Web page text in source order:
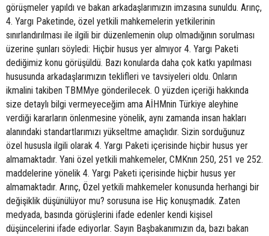
görüşmeler yapıldı ve bakan arkadaşlarımızın imzasına sunuldu. Arınç,
4. Yargı Paketinde, özel yetkili mahkemelerin yetkilerinin
sınırlandırılması ile ilgili bir düzenlemenin olup olmadığının sorulması
üzerine şunları söyledi: Hiçbir husus yer almıyor 4. Yargı Paketi
dediğimiz konu görüşüldü. Bazı konularda daha çok katkı yapılması
hususunda arkadaşlarımızın teklifleri ve tavsiyeleri oldu. Onların
ikmalini takiben TBMMye gönderilecek. O yüzden içeriği hakkında
size detaylı bilgi vermeyeceğim ama AİHMnin Türkiye aleyhine
verdiği kararların önlenmesine yönelik, aynı zamanda insan hakları
alanındaki standartlarımızı yükseltme amaçlıdır. Sizin sorduğunuz
özel hususla ilgili olarak 4. Yargı Paketi içerisinde hiçbir husus yer
almamaktadır. Yani özel yetkili mahkemeler, CMKnın 250, 251 ve 252.
maddelerine yönelik 4. Yargı Paketi içerisinde hiçbir husus yer
almamaktadır. Arınç, Özel yetkili mahkemeler konusunda herhangi bir
değişiklik düşünülüyor mu? sorusuna ise Hiç konuşmadık. Zaten
medyada, basında görüşlerini ifade edenler kendi kişisel
düşüncelerini ifade ediyorlar. Sayın Başbakanımızın da, bazı bakan